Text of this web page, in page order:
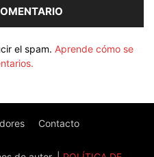
el spam. Aprende cómo se
Contacto